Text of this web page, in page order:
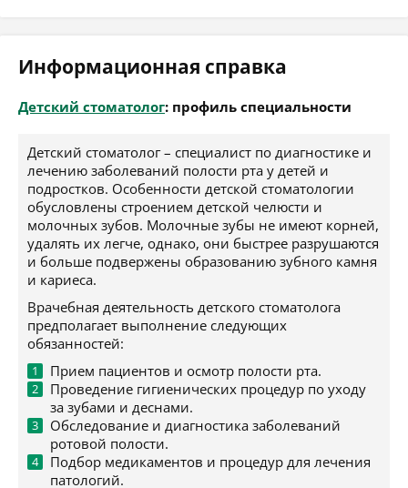
Информационная справка
Детский стоматолог: профиль специальности
Детский стоматолог – специалист по диагностике и
лечению заболеваний полости рта у детей и
подростков. Особенности детской стоматологии
обусловлены строением детской челюсти и
молочных зубов. Молочные зубы не имеют корней,
удалять их легче, однако, они быстрее разрушаются
и больше подвержены образованию зубного камня
и кариеса.
Врачебная деятельность детского стоматолога
предполагает выполнение следующих
обязанностей:
Прием пациентов и осмотр полости рта.
Проведение гигиенических процедур по уходу
за зубами и деснами.
Обследование и диагностика заболеваний
ротовой полости.
Подбор медикаментов и процедур для лечения
патологий.